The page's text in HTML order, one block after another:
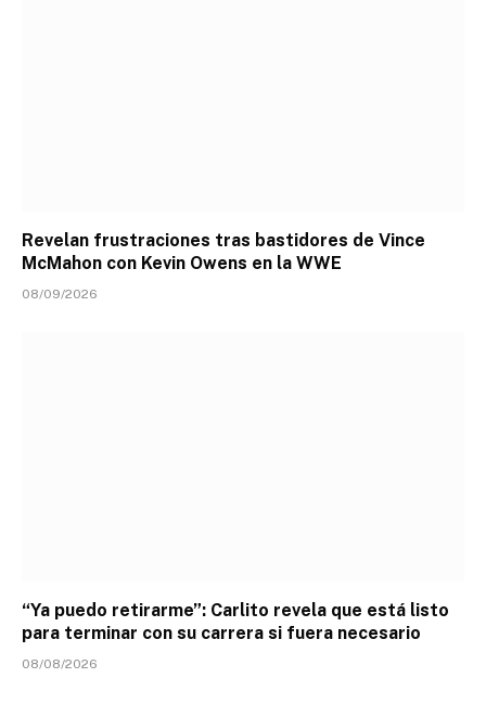
Revelan frustraciones tras bastidores de Vince
McMahon con Kevin Owens en la WWE
08/09/2026
“Ya puedo retirarme”: Carlito revela que está listo
para terminar con su carrera si fuera necesario
08/08/2026